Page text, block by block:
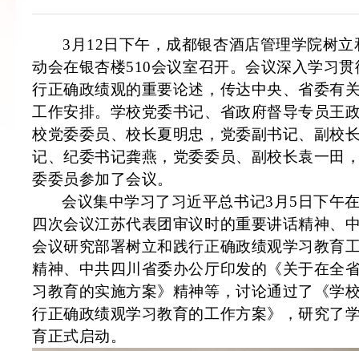
3月12日下午，成都银杏酒店管理学院树
动会在银杏楼510会议室召开。会议深入学习
行正确政绩观的重要论述，传达中央、省委有
工作安排。学校党委书记、省政府督导专员王
校党委委员、校长夏明忠，党委副书记、副校
记、纪委书记龚燕，党委委员、副校长袁一田
委委员参加了会议。
会议集中学习了习近平总书记3月5日下午
四次会议江苏代表团审议时的重要讲话精神、
会议研究部署树立和践行正确政绩观学习教育
精神、中共四川省委办公厅印发的《关于在全
习教育的实施方案》精神等，讨论通过了《学
行正确政绩观学习教育的工作方案》，研究了
育正式启动。